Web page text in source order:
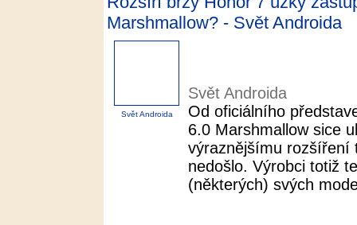
Marshmallow? - Svět Androida
Svět Androida
Svět Androida
Od oficiálního
6.0 Marshmallow sice
výraznějšímu rozšíření
nedošlo. Výrobci totiž
(některých) svých